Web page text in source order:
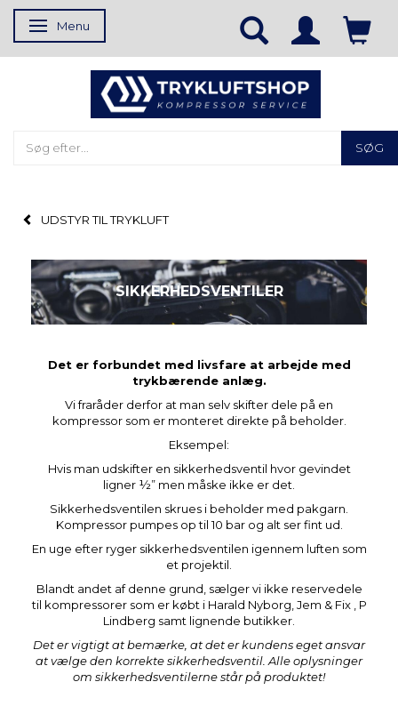
Skifte navigation
Menu
SØG
UDSTYR TIL TRYKLUFT
SIKKERHEDSVENTILER
Det er forbundet med livsfare at arbejde med
trykbærende anlæg.
Vi fraråder derfor at man selv skifter dele på en
kompressor som er monteret direkte på beholder.
Eksempel:
Hvis man udskifter en sikkerhedsventil hvor gevindet
ligner ½” men måske ikke er det.
Sikkerhedsventilen skrues i beholder med pakgarn.
Kompressor pumpes op til 10 bar og alt ser fint ud.
En uge efter ryger sikkerhedsventilen igennem luften som
et projektil.
Blandt andet af denne grund, sælger vi ikke reservedele
til kompressorer som er købt i Harald Nyborg, Jem & Fix , P
Lindberg samt lignende butikker.
Det er vigtigt at bemærke, at det er kundens eget ansvar
at vælge den korrekte sikkerhedsventil. Alle oplysninger
om sikkerhedsventilerne står på produktet!